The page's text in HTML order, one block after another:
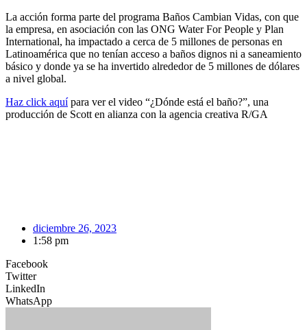
La acción forma parte del programa Baños Cambian Vidas, con que
la empresa, en asociación con las ONG Water For People y Plan
International, ha impactado a cerca de 5 millones de personas en
Latinoamérica que no tenían acceso a baños dignos ni a saneamiento
básico y donde ya se ha invertido alrededor de 5 millones de dólares
a nivel global.
Haz click aquípara ver el video “¿Dónde está el baño?”, una
producción de Scott en alianza con la agencia creativa R/GA
diciembre 26, 2023
1:58 pm
Facebook
Twitter
LinkedIn
WhatsApp